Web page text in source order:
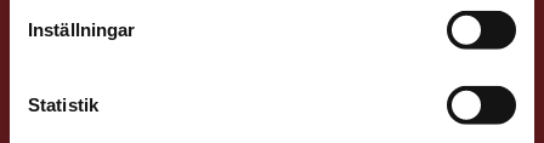
Inställningar
Statistik